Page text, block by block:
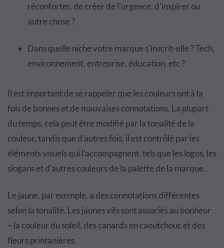
réconforter, de créer de l'urgence, d'inspirer ou
autre chose ?
Dans quelle niche votre marque s'inscrit-elle ? Tech,
environnement, entreprise, éducation, etc ?
Il est important de se rappeler que les couleurs ont à la
fois de bonnes et de mauvaises connotations. La plupart
du temps, cela peut être modifié par la tonalité de la
couleur, tandis que d'autres fois, il est contrôlé par les
éléments visuels qui l'accompagnent, tels que les logos, les
slogans et d'autres couleurs de la palette de la marque.
Le jaune, par exemple, a des connotations différentes
selon la tonalité. Les jaunes vifs sont associés au bonheur
– la couleur du soleil, des canards en caoutchouc et des
fleurs printanières.